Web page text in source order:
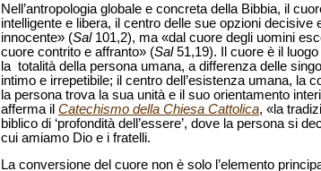
Nell’antropologia globale e concreta della Bibbia, il
intelligente e libera, il centro delle sue opzioni
innocente» (Sal101,2), ma «dal cuore degli uomini
cuore contrito e affranto» (Sal51,19). Il cuore è il luogo
la totalità della persona umana, a differenza delle
intimo e irrepetibile; il centro dell’esistenza umana, la
la persona trova la sua unità e il suo orientamento
afferma il Catechismo della Chiesa Cattolica, «la
biblico di ‘profondità dell’essere’, dove la persona si
cui amiamo Dio e i fratelli.
La conversione del cuore non è solo l’elemento